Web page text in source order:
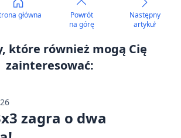
główna
Powrót
na górę
Następny
artykuł
które również mogą Cię
zainteresować:
zagra o dwa